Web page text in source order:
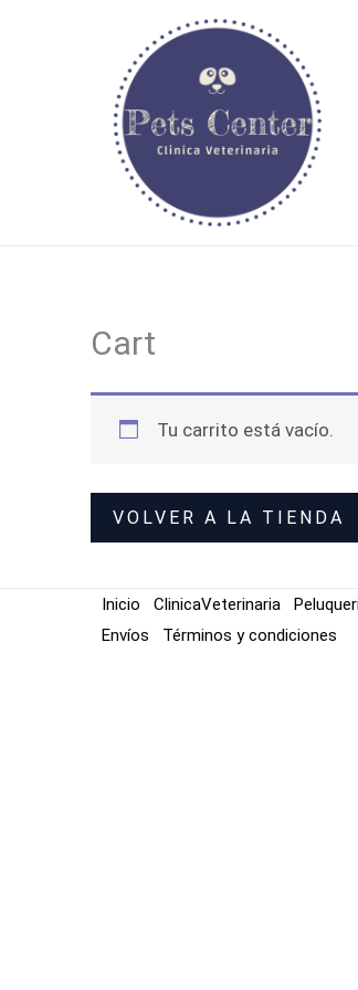
Cart
Tu carrito está vacío.
VOLVER A LA TIENDA
Inicio ClinicaVeterinaria
Envíos
Términos y condiciones